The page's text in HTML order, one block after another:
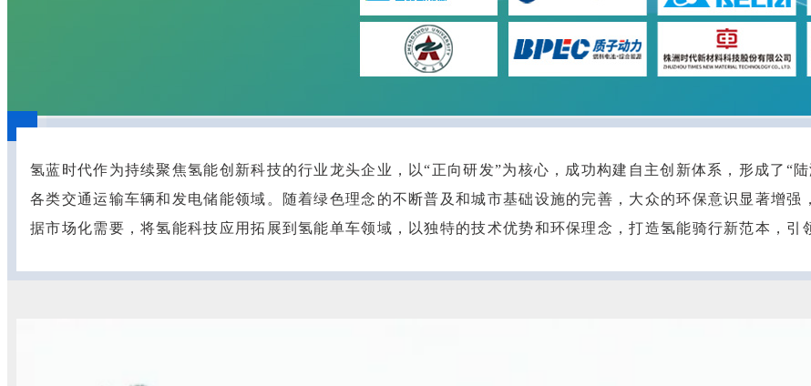
氢蓝时代作为持续聚焦氢能创新科技的行业龙头企业，以“正向研发”为核心，成功构建自主创新体系，形成了“
各类交通运输车辆和发电储能领域。随着绿色理念的不断普及和城市基础设施的完善，大众的环保意识显著增
据市场化需要，将氢能科技应用拓展到氢能单车领域，以独特的技术优势和环保理念，打造氢能骑行新范本，引